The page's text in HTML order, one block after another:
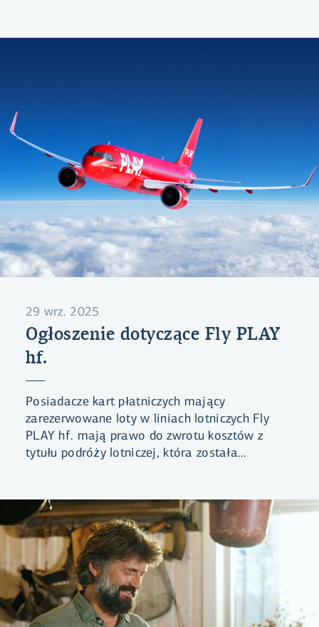
29 wrz. 2025
Ogłoszenie dotyczące Fly PLAY
hf.
Posiadacze kart płatniczych mający
zarezerwowane loty w liniach lotniczych Fly
PLAY hf. mają prawo do zwrotu kosztów z
tytułu podróży lotniczej, która została